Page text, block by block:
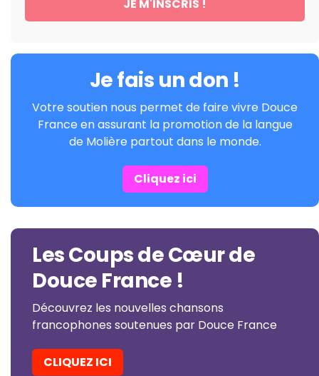
Je fais un don !
Votre soutien nous permet de faire vivre Douce
France en assurant la promotion de la langue
de Molière partout dans le monde.
Cliquez ici
Les Coups de Cœur de
Douce France !
Découvrez les nouvelles chansons
francophones soutenues par Douce France
CLIQUEZ ICI